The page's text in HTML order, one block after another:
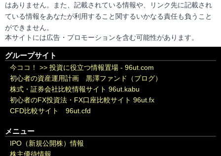
はありません。また、記載されている情報や、リンク先に記載され
ている情報をあなたが利用すること関するいかなる責任も負うこと
ができません。
本サイトには広告・プロモーションを含む可能性があります。
グループサイト
今ココ！ >> 投資に役立つ情報置場 - 96ut.com
初心者の資産運用計画 黒澤ファンド（ブログ）
株式・証券会社比較情報サイト 96ut.kabu
初心者のFX投資法・FX口座比較サイト 96ut.fx
CFD比較サイト 96ut.cfd
メニュー
IPO（新規公開株）情報
株主優待情報